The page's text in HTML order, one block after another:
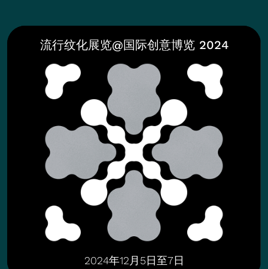
流行纹化展览@国际创意博览 2024
2024年12月5日至7日